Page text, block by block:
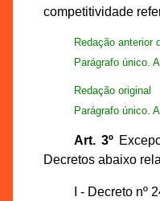
competitividade
Redação anterior
Parágrafo único.
Redação original
Parágrafo único.
Art. 3º
Decretos abaixo
I - Decreto nº